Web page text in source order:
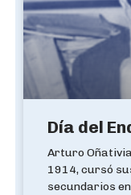
Día del
Arturo
1914, cursó
secundarios